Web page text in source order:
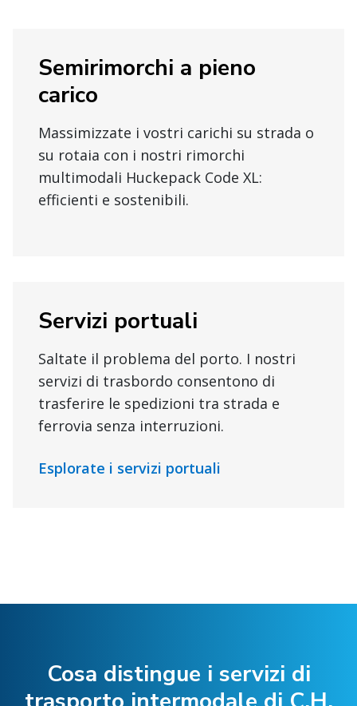
Semirimorchi a pieno
carico
Massimizzate i vostri carichi su strada o
su rotaia con i nostri rimorchi
multimodali Huckepack Code XL:
efficienti e sostenibili.
Servizi portuali
Saltate il problema del porto. I nostri
servizi di trasbordo consentono di
trasferire le spedizioni tra strada e
ferrovia senza interruzioni.
Esplorate i servizi portuali
Cosa distingue i servizi di